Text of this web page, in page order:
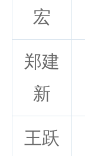
宏
郑建
新
王跃